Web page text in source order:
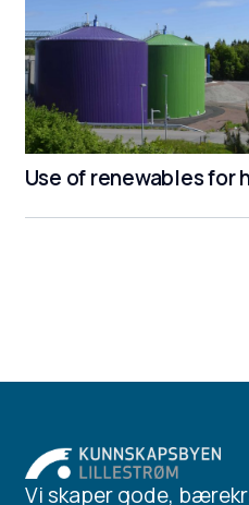
Use of renewables
Vi skaper gode,